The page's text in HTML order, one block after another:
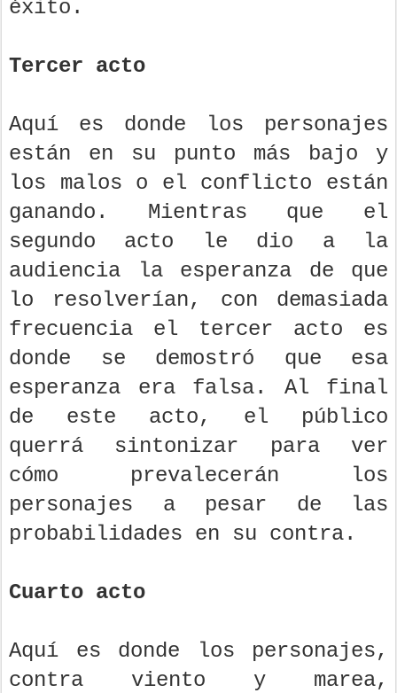
éxito.
Tercer acto
Aquí es donde los personajes
están en su punto más bajo y
los malos o el conflicto están
ganando. Mientras que el
segundo acto le dio a la
audiencia la esperanza de que
lo resolverían, con demasiada
frecuencia el tercer acto es
donde se demostró que esa
esperanza era falsa. Al final
de este acto, el público
querrá sintonizar para ver
cómo prevalecerán los
personajes a pesar de las
probabilidades en su contra.
Cuarto acto
Aquí es donde los personajes,
contra viento y marea,